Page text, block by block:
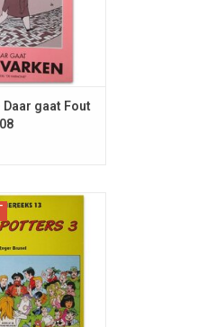
Daar gaat Fout
Pastisches. Met
Suske en Wiske,
en Rik Ringers.